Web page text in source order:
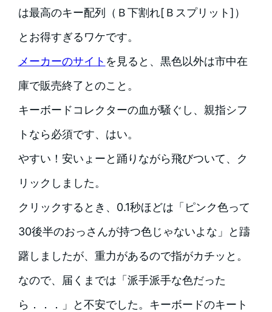
は最高のキー配列（Ｂ下割れ[Ｂスプリット]）
とお得すぎるワケです。
メーカーのサイト を見ると、黒色以外は市中在
庫で販売終了とのこと。
キーボードコレクターの血が騒ぐし、親指シフ
トなら必須です、はい。
やすい！安いょーと踊りながら飛びついて、ク
リックしました。
クリックするとき、0.1秒ほどは「ピンク色って
30後半のおっさんが持つ色じゃないよな」と躊
躇しましたが、重力があるので指がカチッと。
なので、届くまでは「派手派手な色だった
ら．．．」と不安でした。キーボードのキート